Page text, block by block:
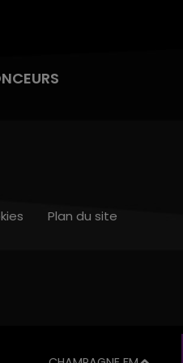
Plan du site